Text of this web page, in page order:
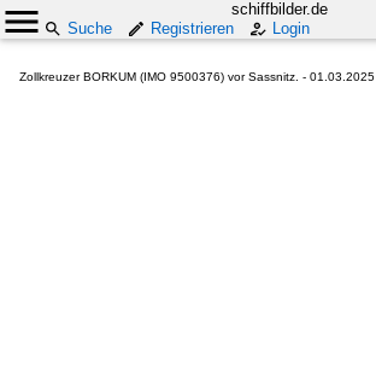
schiffbilder.de
Suche
Registrieren Login
Zollkreuzer BORKUM (IMO 9500376) vor Sassnitz. - 01.03.2025